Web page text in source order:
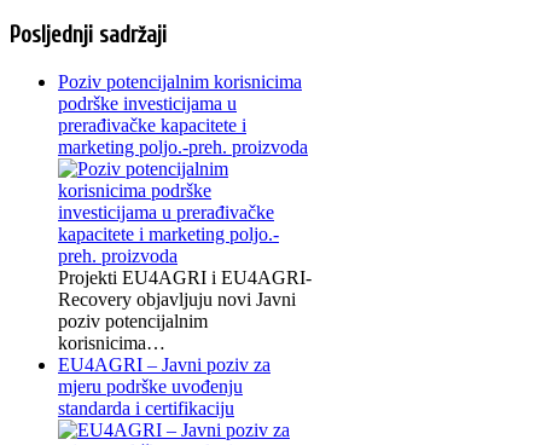
Posljednji sadržaji
Poziv potencijalnim korisnicima
podrške investicijama u
prerađivačke kapacitete i
marketing poljo.-preh. proizvoda
Projekti EU4AGRI i EU4AGRI-
Recovery objavljuju novi Javni
poziv potencijalnim
korisnicima…
EU4AGRI – Javni poziv za
mjeru podrške uvođenju
standarda i certifikaciju